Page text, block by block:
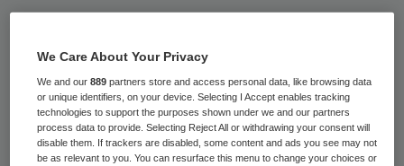
euro in nieuw onderzoek naar het
vrouwenhart, dat UMCG-cardioloog Rudolf
de Boer en zijn Maastrichtse collega
Vanessa van Empel samen doen. Zij zoeken
We Care About Your Privacy
We and our889 partners store and access personal data, like browsing data
or unique identifiers, on your device. Selecting I Accept enables tracking
technologies to support the purposes shown under we and our partners
process data to provide. Selecting Reject All or withdrawing your consent will
disable them. If trackers are disabled, some content and ads you see may not
be as relevant to you. You can resurface this menu to change your choices or